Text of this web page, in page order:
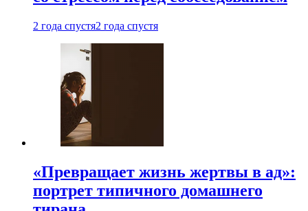
2 года спустя2 года спустя
«Превращает жизнь жертвы в ад»:
портрет типичного домашнего